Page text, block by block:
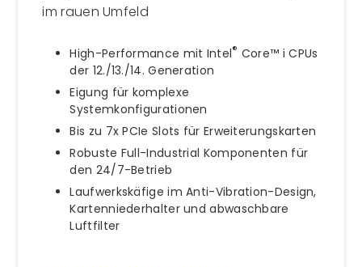
im rauen Umfeld
High-Performance mit Intel® Core™ i CPUs
der 12./13./14. Generation
Eigung für komplexe
Systemkonfigurationen
Bis zu 7x PCIe Slots für Erweiterungskarten
Robuste Full-Industrial Komponenten für
den 24/7-Betrieb
Laufwerkskäfige im Anti-Vibration-Design,
Kartenniederhalter und abwaschbare
Luftfilter